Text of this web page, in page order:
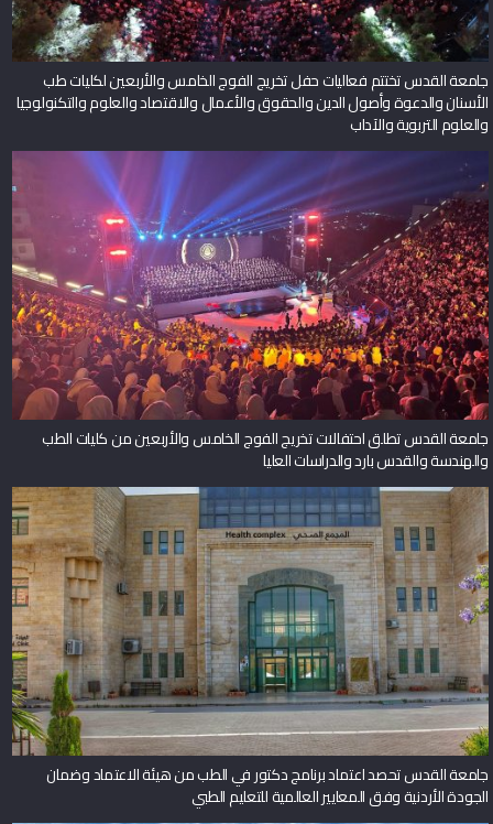
جامعة القدس تختتم فعاليات حفل تخريج الفوج الخامس والأربعين لكليات طب
الأسنان والدعوة وأصول الدين والحقوق والأعمال والاقتصاد والعلوم والتكنولوجيا
والعلوم التربوية والآداب
جامعة القدس تطلق احتفالات تخريج الفوج الخامس والأربعين من كليات الطب
والهندسة والقدس بارد والدراسات العليا
جامعة القدس تحصد اعتماد برنامج دكتور في الطب من هيئة الاعتماد وضمان
الجودة الأردنية وفق المعايير العالمية للتعليم الطبي